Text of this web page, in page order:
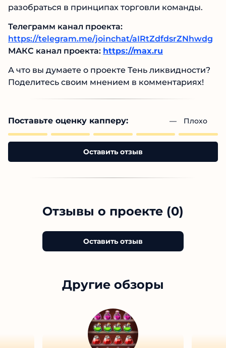
разобраться в принципах торговли команды.
Телеграмм канал проекта:
https://telegram.me/joinchat/aIRtZdfdsrZNhwdg
МАКС канал проекта: https://max.ru
А что вы думаете о проекте Тень ликвидности?
Поделитесь своим мнением в комментариях!
Поставьте оценку капперу: — Плохо
Оставить отзыв
Отзывы о проекте (0)
Оставить отзыв
Другие обзоры